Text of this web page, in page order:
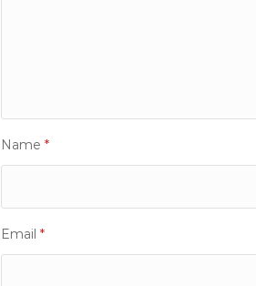
Name *
Email *